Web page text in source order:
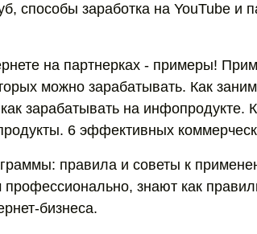
способы заработка на YouTube и
на партнерках - примеры!
можно зарабатывать. Как
зарабатывать на инфопродукте.
6 эффективных
правила и советы к
знают как
бизнеса.